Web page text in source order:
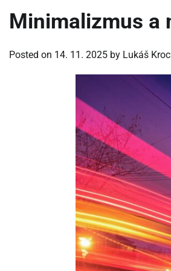
Minimalizmus a
Posted on 14. 11. 2025 by Lukáš Kroc